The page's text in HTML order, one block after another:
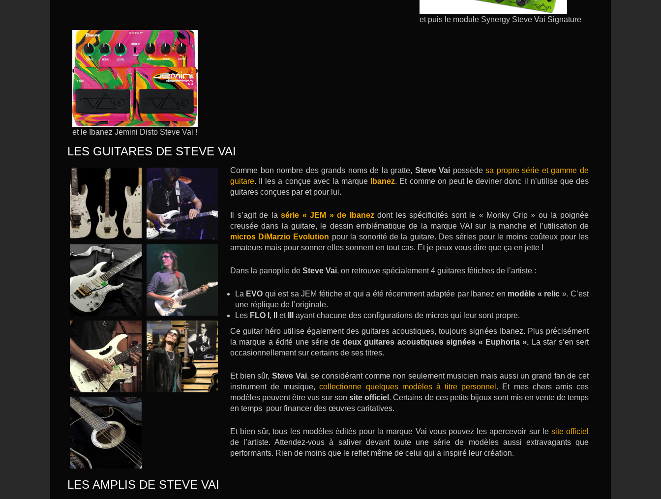
et puis le module Synergy Steve Vai Signature
et le Ibanez Jemini Disto Steve Vai !
LES GUITARES DE STEVE VAI
Comme bon nombre des grands noms de la gratte, Steve Vai possèdesa propre série et gamme de
guitare. Il les a conçue avec la marque Ibanez. Et comme on peut le deviner donc il n’utilise que des
guitares conçues par et pour lui.
Il s’agit de lasérie « JEM » de Ibanezdont les spécificités sont le « Monky Grip » ou la poignée
creusée dans la guitare, le dessin emblématique de la marque VAI sur la manche et l’utilisation de
micros DiMarzio Evolution pour la sonorité de la guitare. Des séries pour le moins coûteux pour les
amateurs mais pour sonner elles sonnent en tout cas. Et je peux vous dire que ça en jette !
Dans la panoplie de Steve Vai, on retrouve spécialement 4 guitares fétiches de l’artiste :
La EVO qui est sa JEM fétiche et qui a été récemment adaptée par Ibanez en modèle « relic ». C’est
une réplique de l’originale.
Les FLO I , et
ayant chacune des configurations de micros qui leur sont propre.
Ce guitar héro utilise également des guitares acoustiques, toujours signées Ibanez. Plus précisément
la marque a édité une série de deux guitares acoustiques signées « Euphoria ». La star s’en sert
occasionnellement sur certains de ses titres.
Et bien sûr, Steve Vai, se considérant comme non seulement musicien mais aussi un grand fan de cet
instrument de musique,collectionne quelques modèles à titre personnel . Et mes chers amis ces
modèles peuvent être vus sur sonsite officiel . Certains de ces petits bijoux sont mis en vente de temps
en temps pour financer des œuvres caritatives.
Et bien sûr, tous les modèles édités pour la marque Vai vous pouvez les apercevoir sur le site officiel
de l’artiste. Attendez-vous à saliver devant toute une série de modèles aussi extravagants que
performants. Rien de moins que le reflet même de celui qui a inspiré leur création.
LES AMPLIS DE STEVE VAI